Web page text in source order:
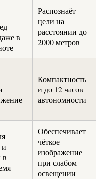
в
Распознаёт
цели на
расстоянии до
2000 метров
Компактность
и до 12 часов
автономности
и
в
Обеспечивает
чёткое
изображение
при слабом
освещении